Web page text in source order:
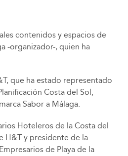
contenidos y espacios de
-organizador-, quien ha
que ha estado representado
Costa del Sol,
Sabor a Málaga.
Hoteleros de la Costa del
H&T y presidente de la
de Playa de la